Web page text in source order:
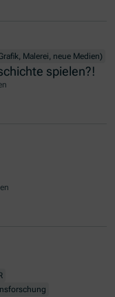
Malerei, neue Medien)
spielen?!